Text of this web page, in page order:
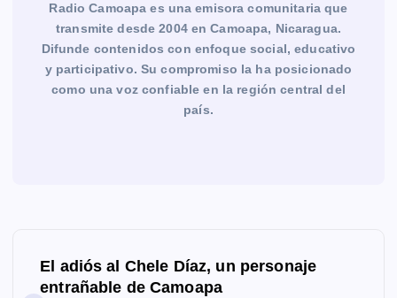
Radio Camoapa es una emisora comunitaria que
transmite desde 2004 en Camoapa, Nicaragua.
Difunde contenidos con enfoque social, educativo
y participativo. Su compromiso la ha posicionado
como una voz confiable en la región central del
país.
El adiós al Chele Díaz, un personaje
entrañable de Camoapa